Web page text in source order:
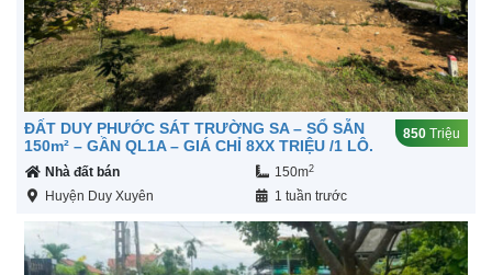
ĐẤT DUY PHƯỚC SÁT TRƯỜNG SA – SỔ SẴN
150m² – GẦN QL1A – GIÁ CHỈ 8XX TRIỆU /1 LÔ.
850 Triệu
Nhà đất bán 150m2
Huyện Duy Xuyên 1 tuần trước